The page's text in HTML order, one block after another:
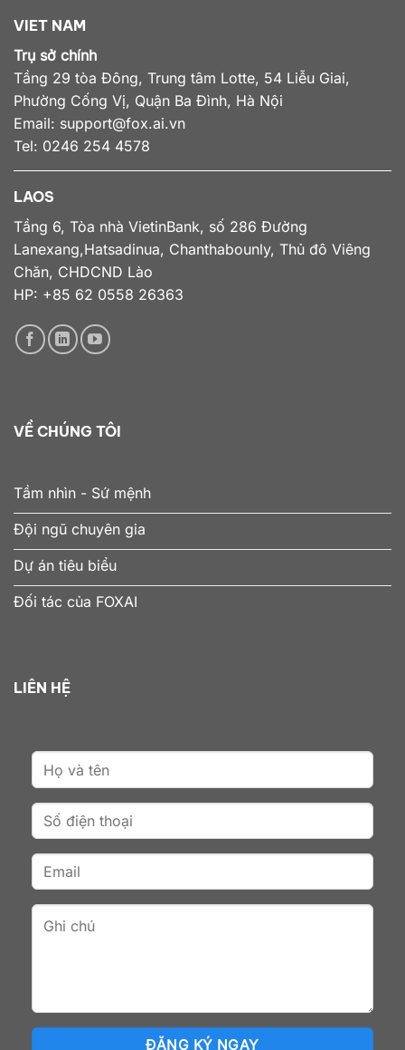
VIET NAM
Trụ sở chính
Tầng 29 tòa Đông, Trung tâm Lotte, 54 Liễu Giai,
Phường Cống Vị, Quận Ba Đình, Hà Nội
Email: support@fox.ai.vn
Tel: 0246 254 4578
LAOS
Tầng 6, Tòa nhà VietinBank, số 286 Đường
Lanexang,Hatsadinua, Chanthabounly, Thủ đô Viêng
Chăn, CHDCND Lào
HP: +85 62 0558 26363
VỀ CHÚNG TÔI
Tầm nhìn - Sứ mệnh
Đội ngũ chuyên gia
Dự án tiêu biểu
Đối tác của FOXAI
LIÊN HỆ